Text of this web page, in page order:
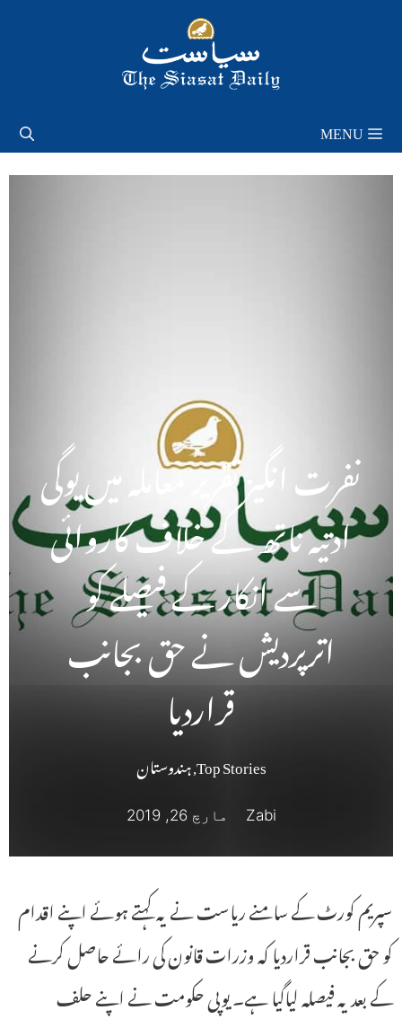
MENU
نفرت انگیز تقریر معاملہ میں یوگی
ادتیہ ناتھ کے خلاف کاروائی
سے انکار کے فیصلے کو
اترپردیش نے حق بجانب
قراردیا
Top Stories
,ہندوستان
Zabi مارچ 26, 2019
سپریم کورٹ کے سامنے ریاست نے یہ کہتے ہوئے اپنے اقدام
کو حق بجانب قراردیا کہ وزرات قانون کی رائے حاصل کرنے
کے بعد یہ فیصلہ لیاگیا ہے۔ یوپی حکومت نے اپنے حلف